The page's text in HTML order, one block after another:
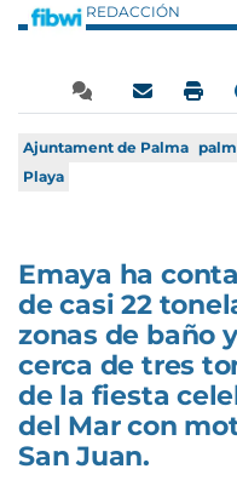
REDACCIÓN
Ajuntament de Palma
Playa
Emaya ha
de casi 22
zonas de baño
cerca de tres
de la fiesta
del Mar con
San Juan.